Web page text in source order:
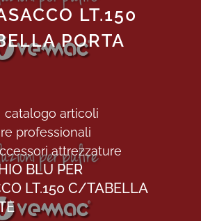
LT.150
PORTA
catalogo articoli
professionali
attrezzature
BLU PER
LT.150 C/TABELLA